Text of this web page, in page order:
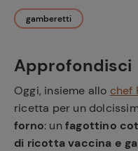
gamberetti
Approfondisci
Oggi, insieme allo chef
ricetta per un
forno: un fagottino
di ricotta vaccina e